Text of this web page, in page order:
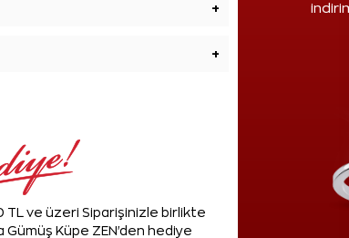
+
+
TL ve üzeri Siparişinizle birlikte
Gümüş Küpe ZEN'den hediye